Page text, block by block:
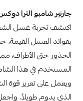
جارنير شامبو الترا
اكتشف تجربة غسل
الجذور حتى الأطراف،
المستخدم في هذا
ويعمل على تعزيز قوة
الذي يدوم طويلاً،